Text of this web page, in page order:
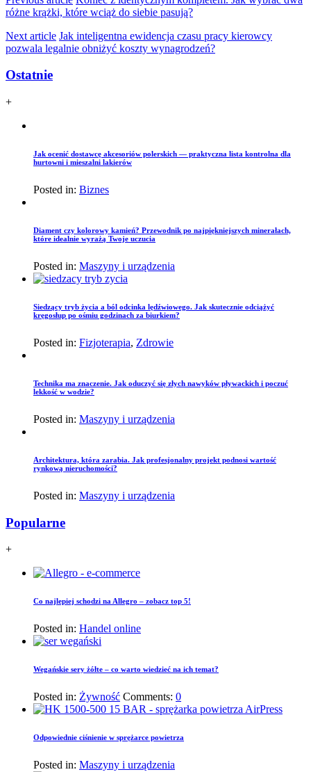
różne krążki, które wciąż do siebie pasują?
Next article Jak inteligentna ewidencja czasu pracy kierowcy
pozwala legalnie obniżyć koszty wynagrodzeń?
Ostatnie
+
Jak ocenić dostawcę akcesoriów polerskich — praktyczna lista kontrolna dla
hurtowni i mieszalni lakierów
Posted in: Biznes
Diament czy kolorowy kamień? Przewodnik po najpiękniejszych minerałach,
które idealnie wyrażą Twoje uczucia
Posted in: Maszyny i urządzenia
Siedzący tryb życia a ból odcinka lędźwiowego. Jak skutecznie odciążyć
kręgosłup po ośmiu godzinach za biurkiem?
Posted in: Fizjoterapia, Zdrowie
Technika ma znaczenie. Jak oduczyć się złych nawyków pływackich i poczuć
lekkość w wodzie?
Posted in: Maszyny i urządzenia
Architektura, która zarabia. Jak profesjonalny projekt podnosi wartość
rynkową nieruchomości?
Posted in: Maszyny i urządzenia
Popularne
+
Co najlepiej schodzi na Allegro – zobacz top 5!
Posted in: Handel online
Wegańskie sery żółte – co warto wiedzieć na ich temat?
Posted in: Żywność Comments: 0
Odpowiednie ciśnienie w sprężarce powietrza
Posted in: Maszyny i urządzenia